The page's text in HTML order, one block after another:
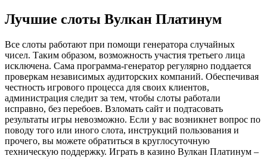
Лучшие слоты Вулкан Платинум
Все слоты работают при помощи генератора случайных
чисел. Таким образом, возможность участия третьего лица
исключена. Сама программа-генератор регулярно поддается
проверкам независимых аудиторских компаний. Обеспечивая
честность игрового процесса для своих клиентов,
администрация следит за тем, чтобы слоты работали
исправно, без перебоев. Взломать сайт и подтасовать
результаты игры невозможно. Если у вас возникнет вопрос по
поводу того или иного слота, инструкций пользования и
прочего, вы можете обратиться в круглосуточную
техническую поддержку. Играть в казино Вулкан Платинум –